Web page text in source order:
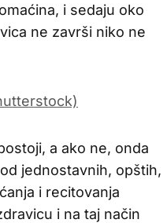
i sedaju oko
ne završi niko ne
a ako ne, onda
jednostavnih, opštih,
i recitovanja
i na taj način